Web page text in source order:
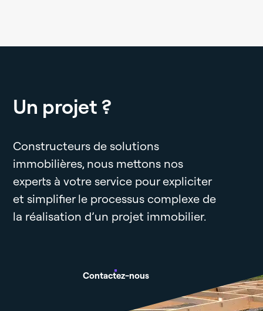
Un projet ?
Constructeurs de solutions
immobilières, nous mettons nos
experts à votre service pour expliciter
et simplifier le processus complexe de
la réalisation d’un projet immobilier.
Contactez-nous